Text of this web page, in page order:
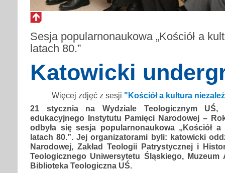
Sesja popularnonaukowa „Kościół a
latach 80.”
Katowicki
Więcej zdjęć z sesji "Kościół a kultura
21 stycznia na Wydziale Teologicznym
edukacyjnego Instytutu Pamięci Narodowej –
odbyła się sesja popularnonaukowa „Kościół
latach 80.”. Jej organizatorami byli: katowicki
Narodowej, Zakład Teologii Patrystycznej i
Teologicznego Uniwersytetu Śląskiego, Muzeum
Biblioteka Teologiczna UŚ.